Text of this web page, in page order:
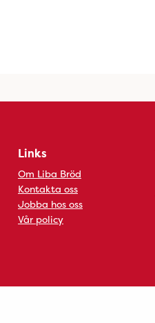
Links
Om Liba Bröd
Kontakta oss
Jobba hos oss
Vår policy